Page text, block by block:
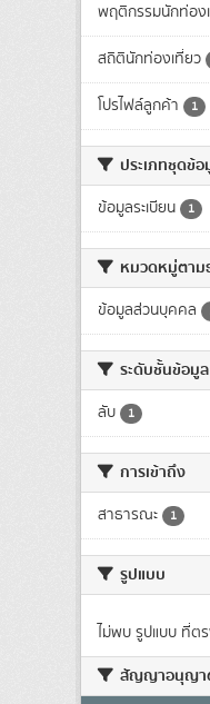
พฤติกรรมนักท่อง
สถิตินักท่องเที่ยว
โปรไฟล์ลูกค้า 1
ประเภทชุดข้
ข้อมูลระเบียน 1
หมวดหมู่ตาม
ข้อมูลส่วนบุคคล
ระดับชั้นข้อมูล
ลับ 1
การเข้าถึง
สาธารณะ 1
รูปแบบ
ไม่พบ รูปแบบ ที่ต
สัญญาอนุญา